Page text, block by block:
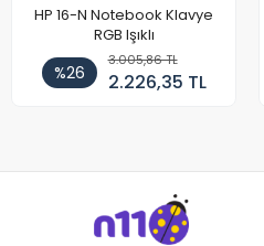
HP 16-N Notebook Klavye
RGB Işıklı
%26
3.005,86 TL
2.226,35 TL